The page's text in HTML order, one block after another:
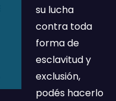
su lucha
contra toda
forma de
esclavitud y
exclusión,
podés hacerlo